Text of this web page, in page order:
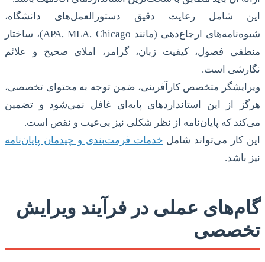
این شامل رعایت دقیق دستورالعمل‌های دانشگاه،
شیوه‌نامه‌های ارجاع‌دهی (مانند APA, MLA, Chicago)، ساختار
منطقی فصول، کیفیت زبان، گرامر، املای صحیح و علائم
نگارشی است.
ویرایشگر متخصص کارآفرینی، ضمن توجه به محتوای تخصصی،
هرگز از این استانداردهای پایه‌ای غافل نمی‌شود و تضمین
می‌کند که پایان‌نامه از نظر شکلی نیز بی‌عیب و نقص است.
این کار می‌تواند شامل خدمات فرمت‌بندی و چیدمان پایان‌نامه
نیز باشد.
گام‌های عملی در فرآیند ویرایش
تخصصی